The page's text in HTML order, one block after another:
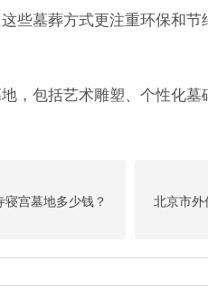
些墓葬方式更注重环保和
，包括艺术雕塑、个性化墓
宫墓地多少钱？
北京市外